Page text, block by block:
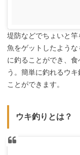
堤防などでちょいと
魚をゲットしたよう
に釣ることができ、
う。簡単に釣れるウ
ことができます。
ウキ釣りとは？